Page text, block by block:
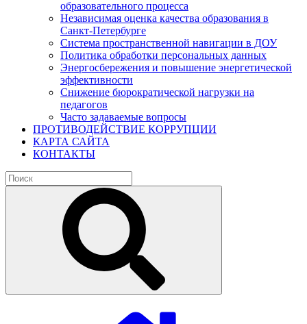
образовательного процесса
Независимая оценка качества образования в
Санкт-Петербурге
Система пространственной навигации в ДОУ
Политика обработки персональных данных
Энергосбережения и повышение энергетической
эффективности
Снижение бюрократической нагрузки на
педагогов
Часто задаваемые вопросы
ПРОТИВОДЕЙСТВИЕ КОРРУПЦИИ
КАРТА САЙТА
КОНТАКТЫ